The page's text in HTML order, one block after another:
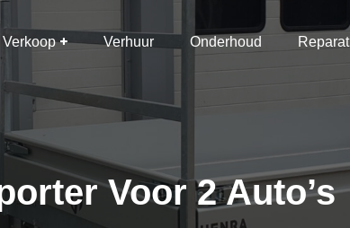
Verkoop Verhuur Onderhoud
Voor 2 Auto’s